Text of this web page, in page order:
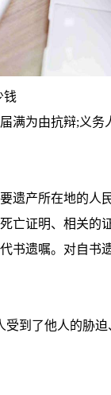
钱
为由抗辩;义务
产所在地的人民
证明、相关的
书遗嘱。对自书
到了他人的胁迫